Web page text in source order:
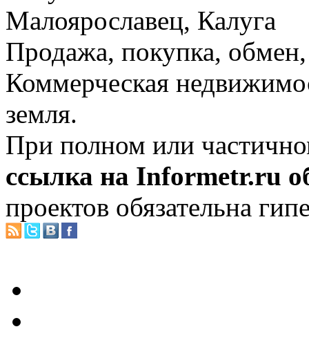
Малоярославец, Калуга
Продажа, покупка, обмен,
Коммерческая
земля.
При полном или
ссылка на Informetr.ru
проектов обязательна